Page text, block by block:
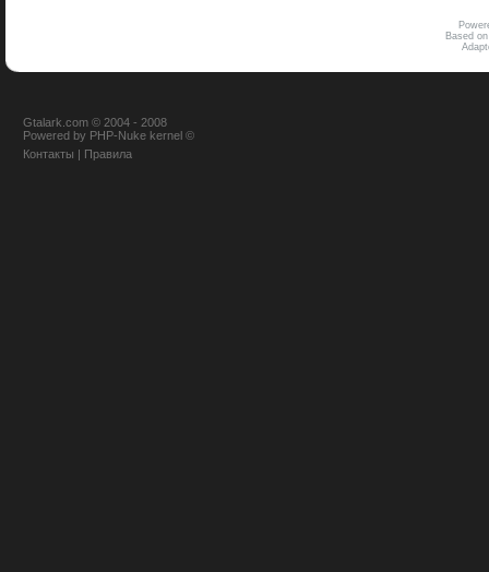
Based
Gtalark.com © 2004 - 2008
Powered by PHP-Nuke kernel ©
Контакты | Правила